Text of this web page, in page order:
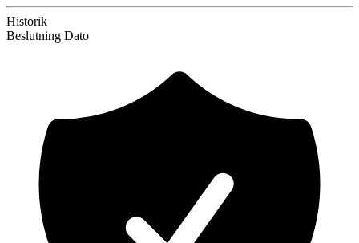
Historik
Beslutning Dato